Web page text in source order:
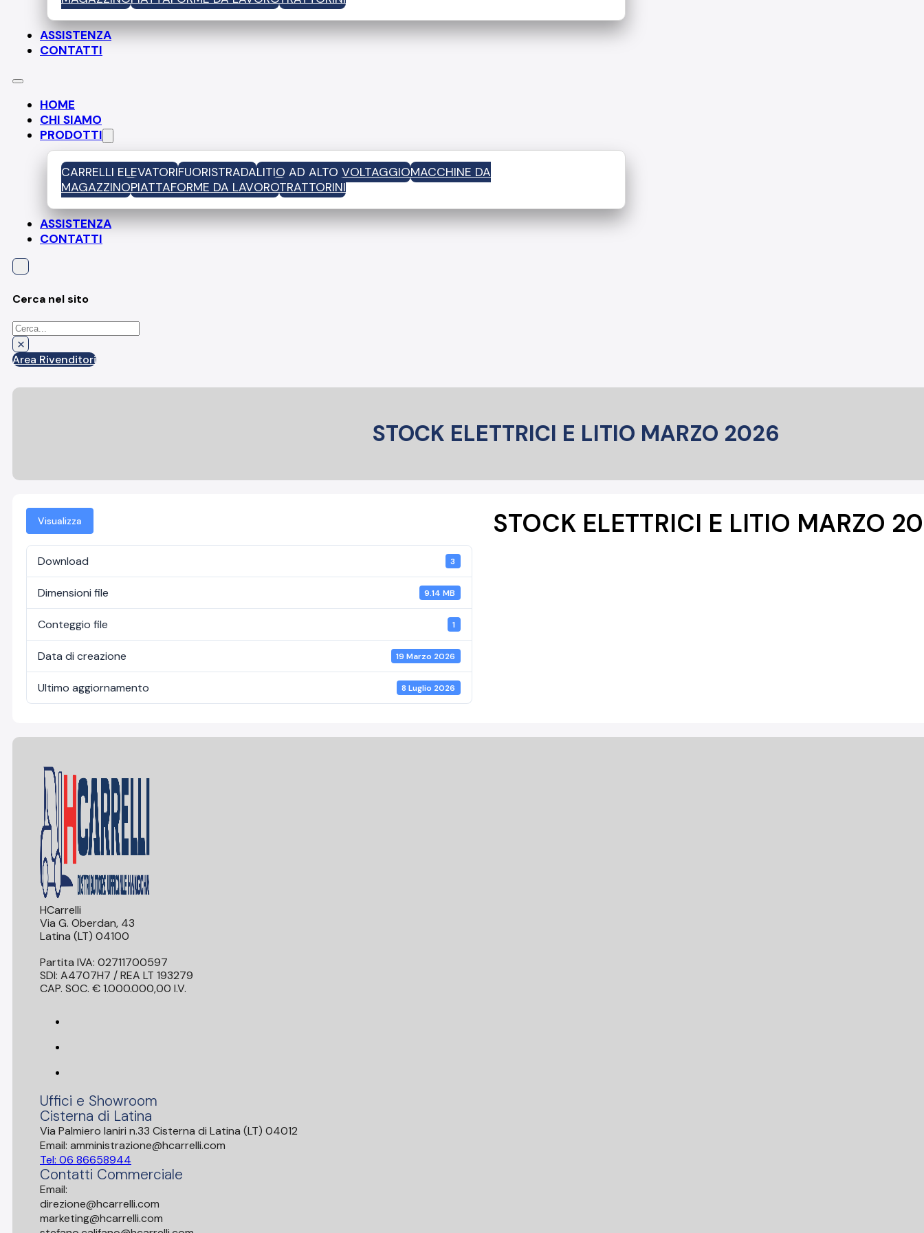
ASSISTENZA
CONTATTI
HOME
CHI SIAMO
PRODOTTI
CARRELLI ELEVATORIFUORISTRADALITIO AD ALTO VOLTAGGIOMACCHINE DA
MAGAZZINOPIATTAFORME DA LAVOROTRATTORINI
ASSISTENZA
CONTATTI
Cerca nel sito
Cerca
×
Area Rivenditori
STOCK ELETTRICI E LITIO MARZO 2026
Visualizza
Download 3
Dimensioni file 9.14 MB
Conteggio file 1
Data di creazione 19 Marzo 2026
Ultimo aggiornamento 8 Luglio 2026
STOCK ELETTRICI E LITIO MARZO
HCarrelli
Via G. Oberdan, 43
Latina (LT) 04100
Partita IVA: 02711700597
SDI: A4707H7 / REA LT 193279
CAP. SOC. € 1.000.000,00 I.V.
Uffici e Showroom
Cisterna di Latina
Via Palmiero Ianiri n.33 Cisterna di Latina (LT) 04012
Email: amministrazione@hcarrelli.com
Tel: 06 86658944
Contatti Commerciale
Email:
direzione@hcarrelli.com
marketing@hcarrelli.com